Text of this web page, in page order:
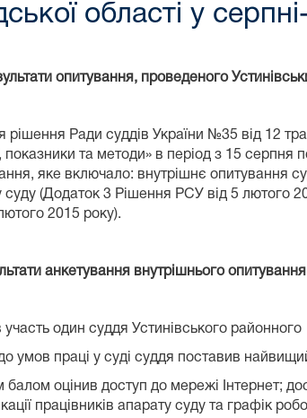
області у
опитування, проведеного
рішення Ради суддів України №35 від 12
показники та методи» в період з 15 серпня
яке включало: внутрішнє опитування
суду (Додаток 3 Рішення РСУ від 5 лютого
2015 року).
анкетування внутрішнього
участь один суддя Устинівського
умов праці у суді суддя поставив
оцінив доступ до мережі Інтернет;
працівників апарату суду та графік